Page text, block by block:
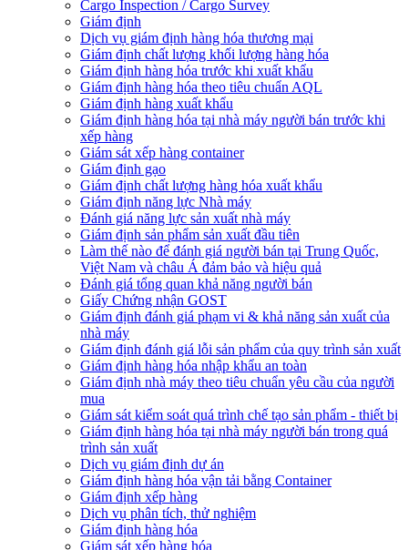
Cargo Inspection / Cargo Survey
Giám định
Dịch vụ giám định hàng hóa thương mại
Giám định chất lượng khối lượng hàng hóa
Giám định hàng hóa trước khi xuất khẩu
Giám định hàng hóa theo tiêu chuẩn AQL
Giám định hàng xuất khẩu
Giám định hàng hóa tại nhà máy người bán trước khi
xếp hàng
Giám sát xếp hàng container
Giám định gạo
Giám định chất lượng hàng hóa xuất khẩu
Giám định năng lực Nhà máy
Đánh giá năng lực sản xuất nhà máy
Giám định sản phẩm sản xuất đầu tiên
Làm thế nào để đánh giá người bán tại Trung Quốc,
Việt Nam và châu Á đảm bảo và hiệu quả
Đánh giá tổng quan khả năng người bán
Giấy Chứng nhận GOST
Giám định đánh giá phạm vi & khả năng sản xuất của
nhà máy
Giám định đánh giá lỗi sản phẩm của quy trình sản xuất
Giám định hàng hóa nhập khẩu an toàn
Giám định nhà máy theo tiêu chuẩn yêu cầu của người
mua
Giám sát kiểm soát quá trình chế tạo sản phẩm - thiết bị
Giám định hàng hóa tại nhà máy người bán trong quá
trình sản xuất
Dịch vụ giám định dự án
Giám định hàng hóa vận tải bằng Container
Giám định xếp hàng
Dịch vụ phân tích, thử nghiệm
Giám định hàng hóa
Giám sát xếp hàng hóa